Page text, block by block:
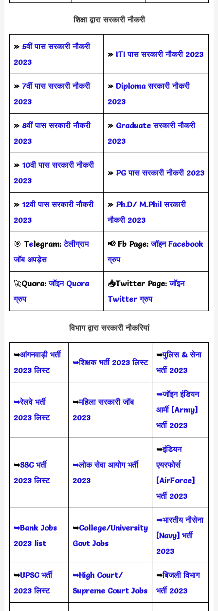
शिक्षा द्वारा सरकारी नौकरी
» 5वीं पास सरकारी नौकरी
2023
» ITI पास सरकारी नौकरी 2023
» 7वीं पास सरकारी नौकरी
2023
» Diploma सरकारी नौकरी
2023
» 8वीं पास सरकारी नौकरी
2023
» Graduate सरकारी नौकरी
2023
» 10वी पास सरकारी नौकरी
2023
» PG पास सरकारी नौकरी 2023
» 12वी पास सरकारी नौकरी
2023
» Ph.D/ M.Phil सरकारी
नौकरी 2023
🎯 Telegram: टेलीग्राम
जॉब अपड़ेस
📢 Fb Page:जॉइन Facebook
ग्रुप
🚀Quora:जॉइन Quora
ग्रुप
📥Twitter Page:जॉइन
Twitter ग्रुप
विभाग द्वारा सरकारी नौकरियां
➥आंगनवाड़ी भर्ती
2023 लिस्ट
➥शिक्षक भर्ती 2023 लिस्ट
➥पुलिस & सेना
भर्ती 2023
➥रेलवे भर्ती
2023 लिस्ट
➥महिला सरकारी जॉब
2023
➥जॉइन इंडियन
आर्मी [Army]
भर्ती 2023
➥SSC भर्ती
2023 लिस्ट
➥लोक सेवा आयोग भर्ती
2023
➥इंडियन
एयरफोर्स
[AirForce]
भर्ती 2023
➥Bank Jobs
2023 list
➥College/University
Govt Jobs
➥भारतीय नौसेना
[Navy] भर्ती
2023
➥UPSC भर्ती
2023 लिस्ट
➥High Court/
Supreme Court Jobs
➥बिजली विभाग
भर्ती 2023